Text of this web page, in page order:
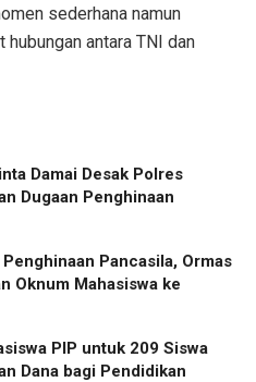
sederhana namun
antara TNI dan
Damai Desak Polres
Dugaan Penghinaan
Pancasila, Ormas
Oknum Mahasiswa ke
PIP untuk 209 Siswa
Dana bagi Pendidikan